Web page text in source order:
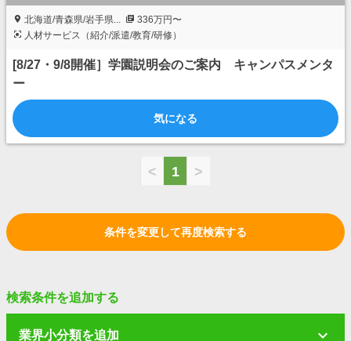
北海道/青森県/岩手県...
336万円〜
人材サービス（紹介/派遣/教育/研修）
[8/27・9/8開催］学園説明会のご案内 キャンパスメンタ
ー
気になる
< 1 >
条件を変更して再度検索する
検索条件を追加する
業界小分類を追加